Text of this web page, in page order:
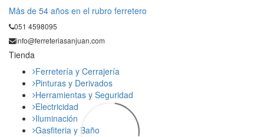
Mås de 54 años en el rubro ferretero
051 4598095
info@ferreteriasanjuan.com
Tienda
Ferretería y Cerrajería
Pinturas y Derivados
Herramientas y Seguridad
Electricidad
Iluminación
Gasfiteria y Baño